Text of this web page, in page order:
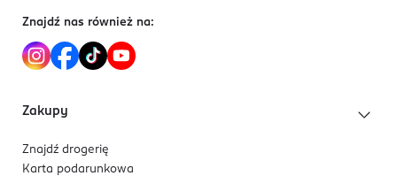
Wegańska formuła.
Dla skóry suchej, tłustej i mieszanej.
Znajdź nas również na:
Zakupy
Znajdź drogerię
Karta podarunkowa